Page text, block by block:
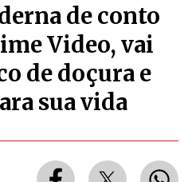
de conto
Video, vai
de doçura e
sua vida